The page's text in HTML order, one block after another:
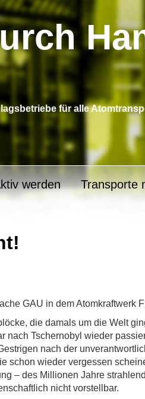
für alle
werden Transporte
GAU in dem Atomkraftwerk
die damals um die Welt
nach Tschernobyl wieder
nach der
schon wieder vergessen
– des Millionen Jahre
nicht vorstellbar.